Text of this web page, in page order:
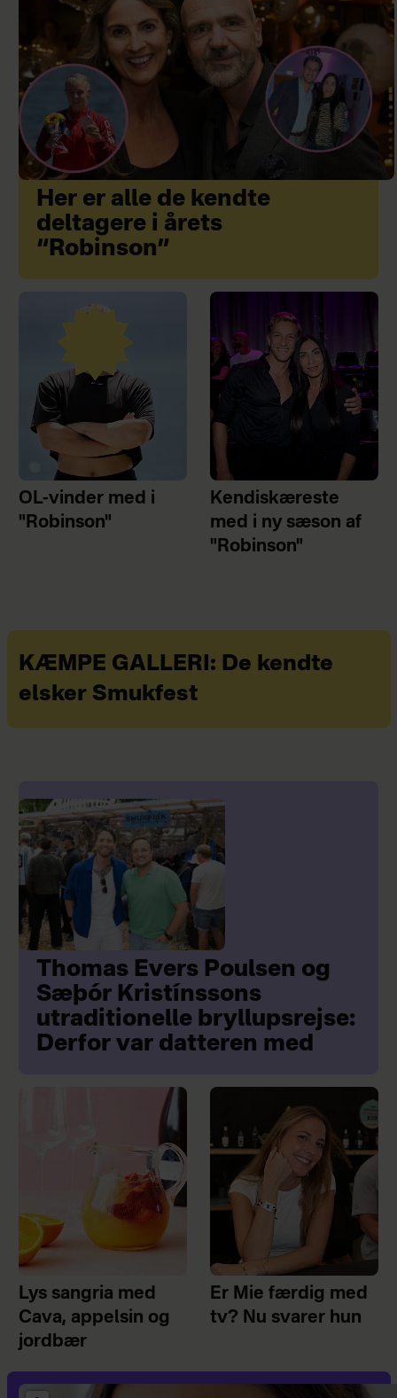
Her er alle de kendte
deltagere i årets
“Robinson”
OL-vinder med i
"Robinson"
Kendiskæreste
med i ny sæson af
"Robinson"
KÆMPE GALLERI: De kendte
elsker Smukfest
Thomas Evers Poulsen og
Sæþór Kristínssons
utraditionelle bryllupsrejse:
Derfor var datteren med
Lys sangria med
Cava, appelsin og
jordbær
Er Mie færdig med
tv? Nu svarer hun